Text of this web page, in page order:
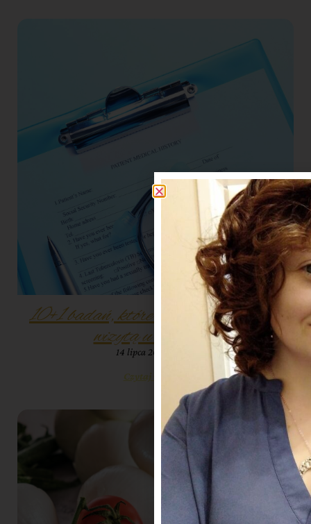
10+1 badań, które warto zrobić przed
wizytą u dietetyka
14 lipca 2023
Czytaj więcej »